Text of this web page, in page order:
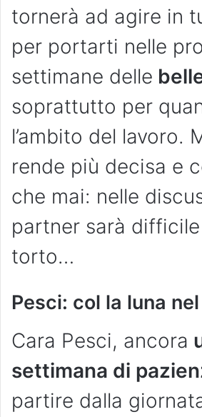
tornerà ad agire in
per portarti nelle
settimane delle
soprattutto per
l’ambito del lavoro.
rende più decisa e
che mai: nelle
partner sarà
torto…
Pesci: col la luna
Cara Pesci, ancora
settimana di
partire dalla